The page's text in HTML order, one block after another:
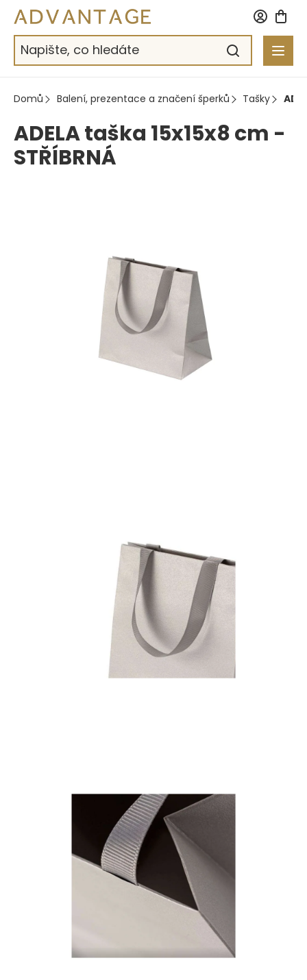
Přejít
obsah
Domů Balení, prezentace a značení šperků Tašky
ADELA taška 15x15x8 cm -
STŘÍBRNÁ